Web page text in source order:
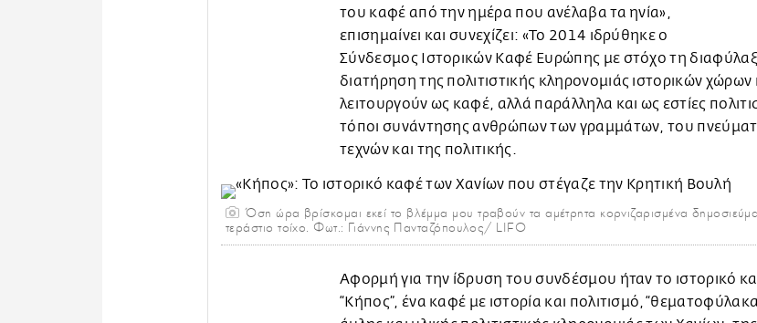
του καφέ από την ημέρα που ανέλαβα τα ηνία»,
επισημαίνει και συνεχίζει: «Το 2014 ιδρύθηκε ο
Σύνδεσμος Ιστορικών Καφέ Ευρώπης με στόχο τη
διατήρηση της πολιτιστικής κληρονομιάς ιστορικών χώρων
λειτουργούν ως καφέ, αλλά παράλληλα και ως εστίες
τόποι συνάντησης ανθρώπων των γραμμάτων, του
τεχνών και της πολιτικής.
Όση ώρα βρίσκομαι εκεί το βλέμμα μου τραβούν τα αμέτρητα κορνιζαρισμένα
τεράστιο τοίχο. Φωτ.: Γιάννης Πανταζόπουλος/ LIFO
Αφορμή για την ίδρυση του συνδέσμου ήταν το ιστορικό
“Κήπος”, ένα καφέ με ιστορία και πολιτισμό,